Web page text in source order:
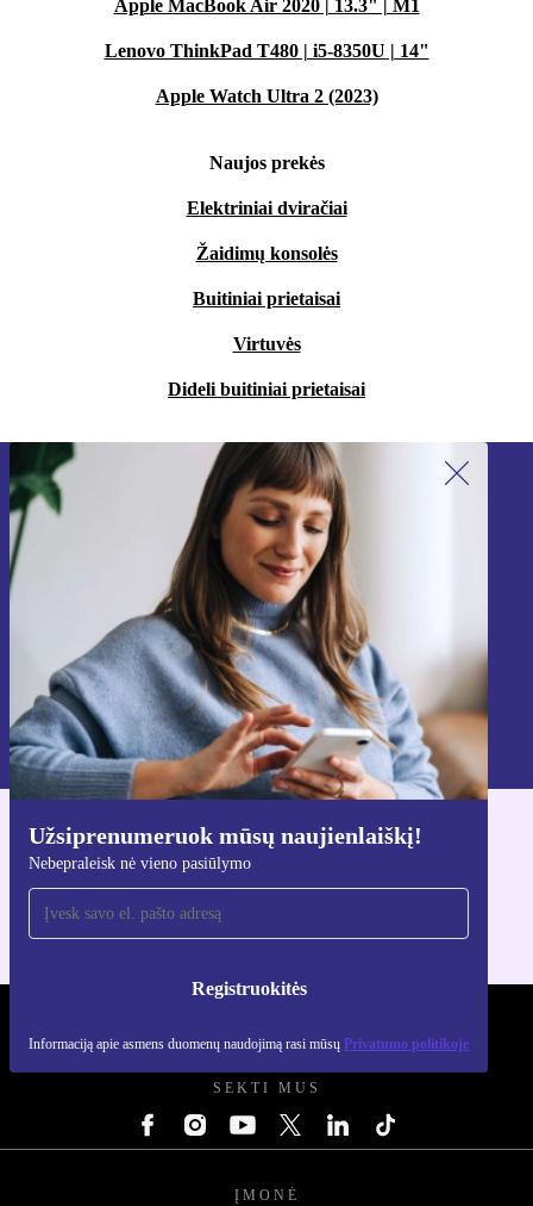
Apple MacBook Air 2020 | 13.3" | M1
Lenovo ThinkPad T480 | i5-8350U | 14"
Apple Watch Ultra 2 (2023)
Naujos prekės
Elektriniai dviračiai
Žaidimų konsolės
Buitiniai prietaisai
Virtuvės
Dideli buitiniai prietaisai
Užsiprenumeruok mūsų naujienlaiškį!
Nebepraleisk nė vieno pasiūlymo
Registruokitės
Informaciją apie asmens duomenų naudojimą rasi mūsų Privatumo politikoje
Užsiprenumeruok mūsų naujienlaiškį!
Nebepraleisk nė vieno pasiūlymo.
Registruokitės
Informaciją apie asmens duomenų naudojimą rasi mūsų
Privatumo politikoje.
Atsisiųsti refurbed programėlę
Skirta iOS ir Android
SEKTI MUS
ĮMONĖ